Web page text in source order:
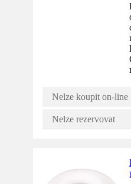
Nelze koupit on-line
Nelze rezervovat